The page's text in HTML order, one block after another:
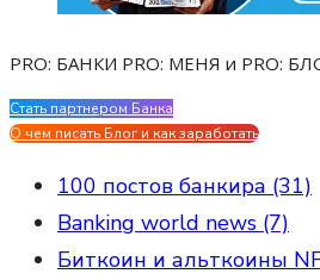
PRO: БАНКИ PRO: МЕНЯ и PRO:
Стать партнером Банка
О чем писать Блог и как заработать
100 постов банкира (31)
Banking world news (7)
Биткоин и альткоины